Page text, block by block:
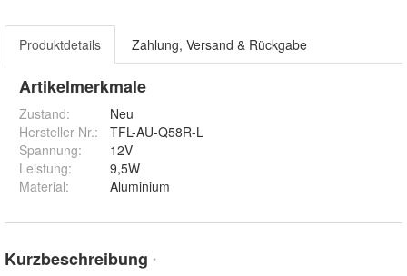
Produktdetails Zahlung, Versand & Rückgabe
Artikelmerkmale
Zustand:
Neu
Hersteller Nr.:
TFL-AU-Q58R-L
Spannung:
12V
Leistung:
9,5W
Material: Aluminium
Kurzbeschreibung *